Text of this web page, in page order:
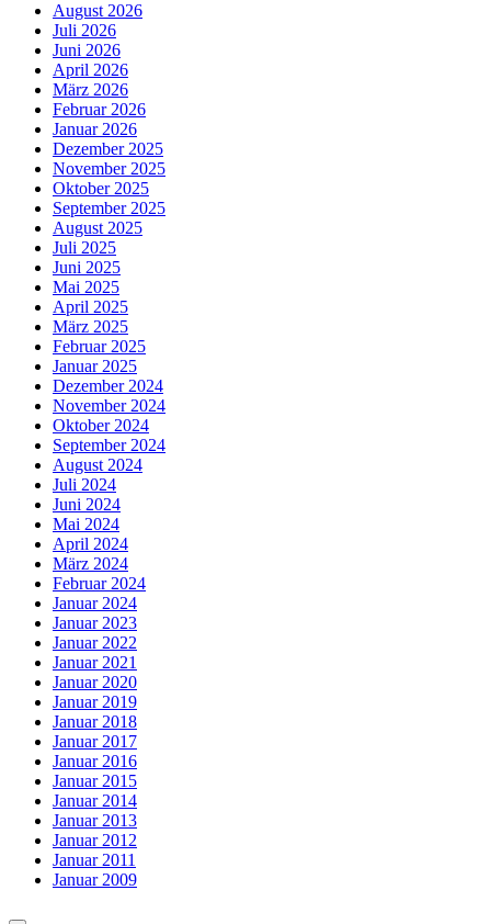
August 2026
Juli 2026
Juni 2026
April 2026
März 2026
Februar 2026
Januar 2026
Dezember 2025
November 2025
Oktober 2025
September 2025
August 2025
Juli 2025
Juni 2025
Mai 2025
April 2025
März 2025
Februar 2025
Januar 2025
Dezember 2024
November 2024
Oktober 2024
September 2024
August 2024
Juli 2024
Juni 2024
Mai 2024
April 2024
März 2024
Februar 2024
Januar 2024
Januar 2023
Januar 2022
Januar 2021
Januar 2020
Januar 2019
Januar 2018
Januar 2017
Januar 2016
Januar 2015
Januar 2014
Januar 2013
Januar 2012
Januar 2011
Januar 2009